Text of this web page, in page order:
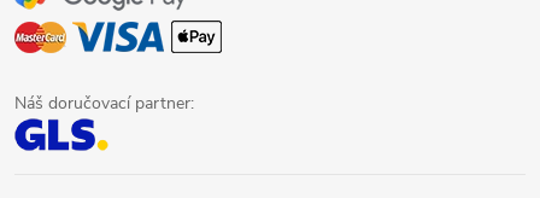
Náš doručovací partner: